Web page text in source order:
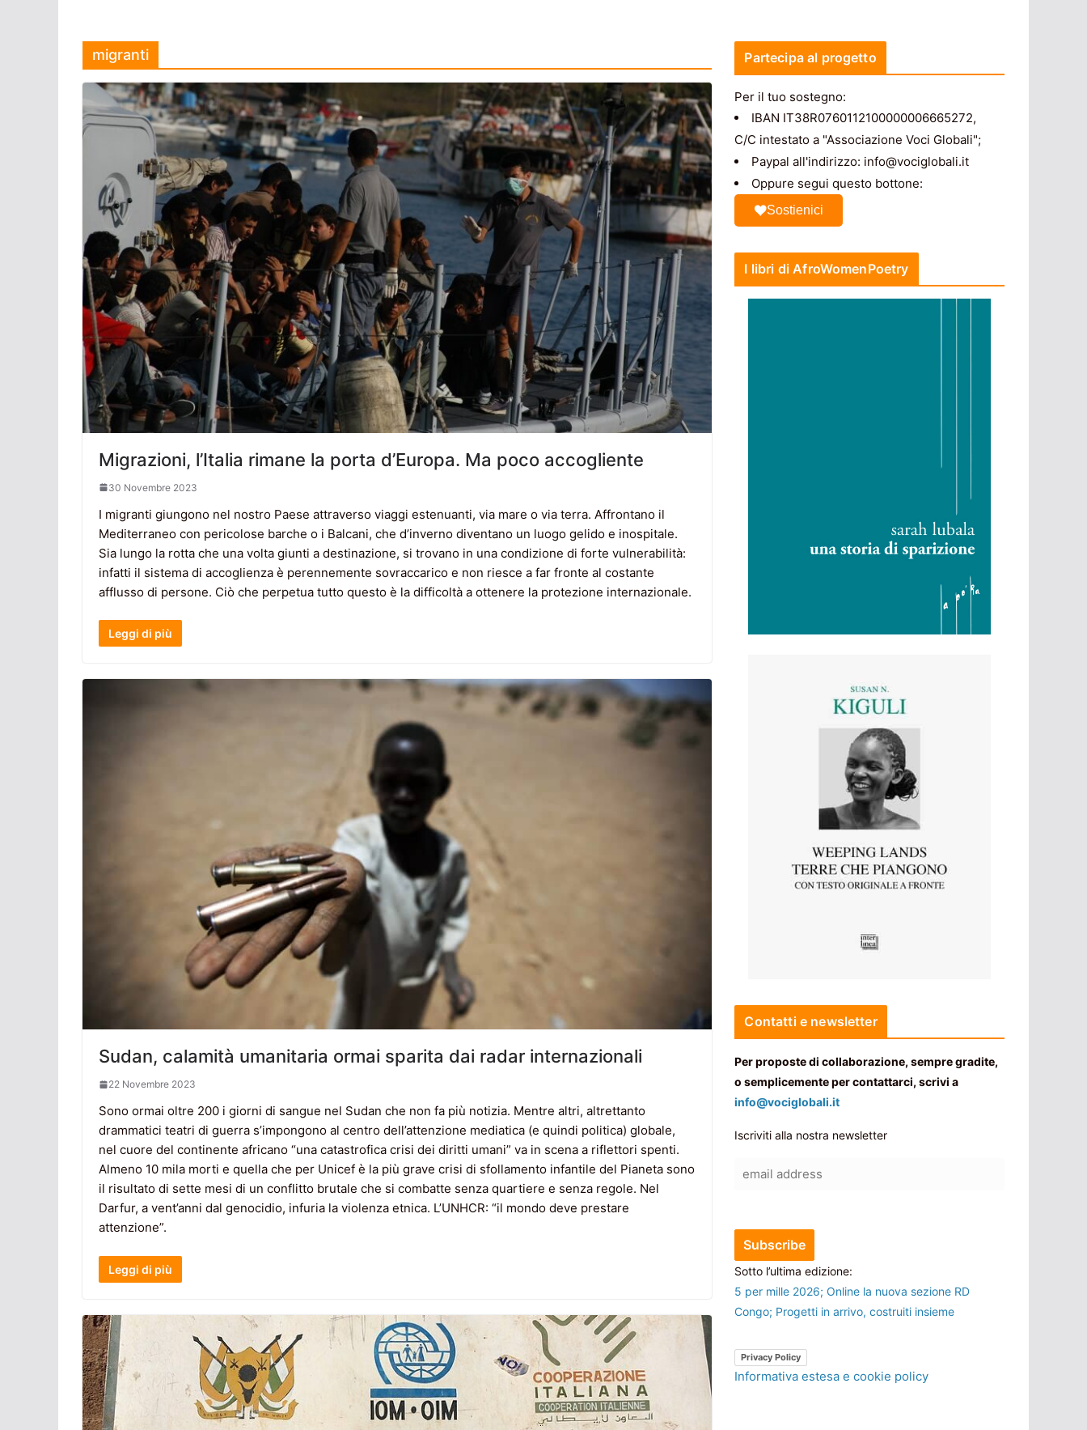
migranti
Migrazioni, l’Italia rimane la porta d’Europa. Ma poco accogliente
30 Novembre 2023
I migranti giungono nel nostro Paese attraverso viaggi estenuanti, via mare o via terra. Affrontano il
Mediterraneo con pericolose barche o i Balcani, che d’inverno diventano un luogo gelido e inospitale.
Sia lungo la rotta che una volta giunti a destinazione, si trovano in una condizione di forte vulnerabilità:
infatti il sistema di accoglienza è perennemente sovraccarico e non riesce a far fronte al costante
afflusso di persone. Ciò che perpetua tutto questo è la difficoltà a ottenere la protezione internazionale.
Leggi di più
Sudan, calamità umanitaria ormai sparita dai radar internazionali
22 Novembre 2023
Sono ormai oltre 200 i giorni di sangue nel Sudan che non fa più notizia. Mentre altri, altrettanto
drammatici teatri di guerra s’impongono al centro dell’attenzione mediatica (e quindi politica) globale,
nel cuore del continente africano “una catastrofica crisi dei diritti umani” va in scena a riflettori spenti.
Almeno 10 mila morti e quella che per Unicef è la più grave crisi di sfollamento infantile del Pianeta sono
il risultato di sette mesi di un conflitto brutale che si combatte senza quartiere e senza regole. Nel
Darfur, a vent’anni dal genocidio, infuria la violenza etnica. L’UNHCR: “il mondo deve prestare
attenzione”.
Leggi di più
Partecipa al progetto
Per il tuo sostegno:
IBAN IT38R0760112100000006665272,
C/C intestato a "Associazione Voci Globali";
Paypal all'indirizzo: info@vociglobali.it
Oppure segui questo bottone:
Sostienici
I libri di AfroWomenPoetry
Contatti e newsletter
Per proposte di collaborazione, sempre gradite,
o semplicemente per contattarci, scrivi a
info@vociglobali.it
Iscriviti alla nostra newsletter
Sotto l’ultima edizione:
5 per mille 2026; Online la nuova sezione RD
Congo; Progetti in arrivo, costruiti insieme
Privacy Policy
Informativa estesa e cookie policy